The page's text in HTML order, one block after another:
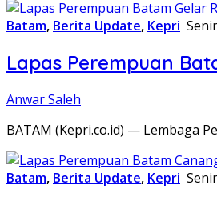
Batam, Berita Update, Kepri
Lapas Perempuan
Anwar Saleh
BATAM (Kepri.co.id) — Lembaga
Batam, Berita Update, Kepri